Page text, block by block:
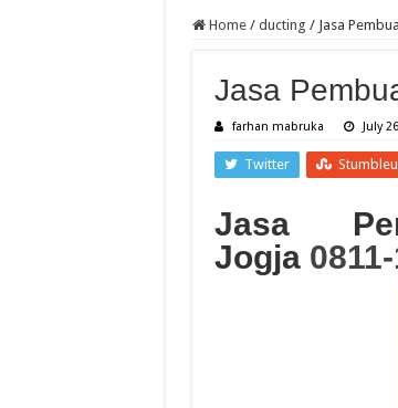
Home / ducting / Jasa
Jasa
farhan mabruka July
Twitter
Jasa
Jogja